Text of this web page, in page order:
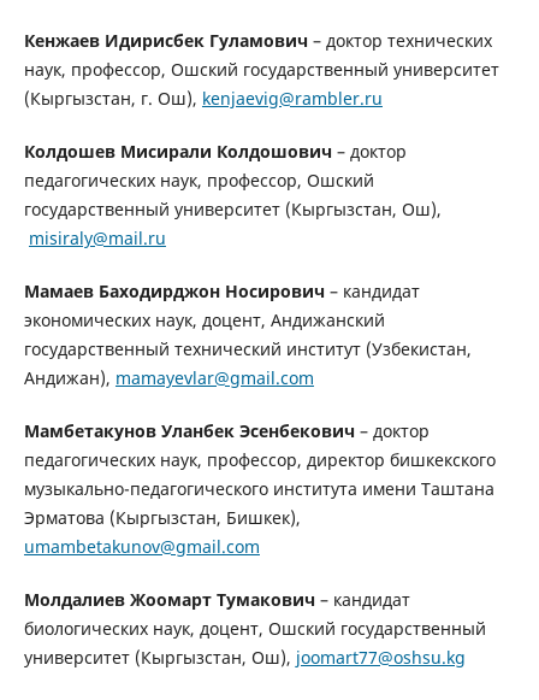
Кенжаев Идирисбек Гуламович – доктор технических
наук, профессор, Ошский государственный университет
(Кыргызстан, г. Ош), kenjaevig@rambler.ru
Колдошев Мисирали Колдошович – доктор
педагогических наук, профессор, Ошский
государственный университет (Кыргызстан, Ош),
misiraly@mail.ru
Мамаев Баходирджон Носирович – кандидат
экономических наук, доцент, Андижанский
государственный технический институт (Узбекистан,
Андижан), mamayevlar@gmail.com
Мамбетакунов Уланбек Эсенбекович – доктор
педагогических наук, профессор, директор бишкекского
музыкально-педагогического института имени Таштана
Эрматова (Кыргызстан, Бишкек),
umambetakunov@gmail.com
Молдалиев Жоомарт Тумакович – кандидат
биологических наук, доцент, Ошский государственный
университет (Кыргызстан, Ош), joomart77@oshsu.kg